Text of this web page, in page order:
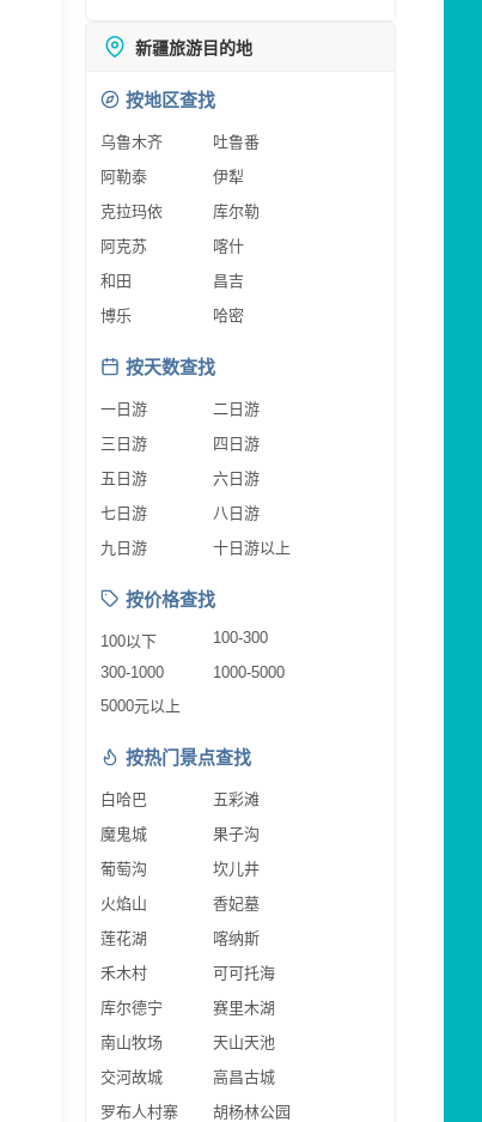
新疆旅游目的地
按地区查找
乌鲁木齐
吐鲁番
阿勒泰
伊犁
克拉玛依
库尔勒
阿克苏
喀什
和田
昌吉
博乐
哈密
按天数查找
一日游
二日游
三日游
四日游
五日游
六日游
七日游
八日游
九日游
十日游以上
按价格查找
100以下
100-300
300-1000
1000-5000
5000元以上
按热门景点查找
白哈巴
五彩滩
魔鬼城
果子沟
葡萄沟
坎儿井
火焰山
香妃墓
莲花湖
喀纳斯
禾木村
可可托海
库尔德宁
赛里木湖
南山牧场
天山天池
交河故城
高昌古城
罗布人村寨
胡杨林公园